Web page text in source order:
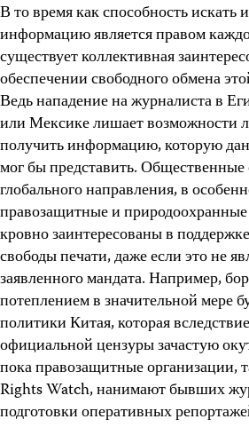
В то время как способность искать
информацию является правом
существует коллективная
обеспечении свободного обмена
Ведь нападение на журналиста в
или Мексике лишает возможности
получить информацию, которую
мог бы представить. Общественные
глобального направления, в
правозащитные и
кровно заинтересованы в
свободы печати, даже если это не
заявленного мандата. Например,
потеплением в значительной мере
политики Китая, которая
официальной цензуры зачастую
пока правозащитные организации,
Rights Watch, нанимают бывших
подготовки оперативных